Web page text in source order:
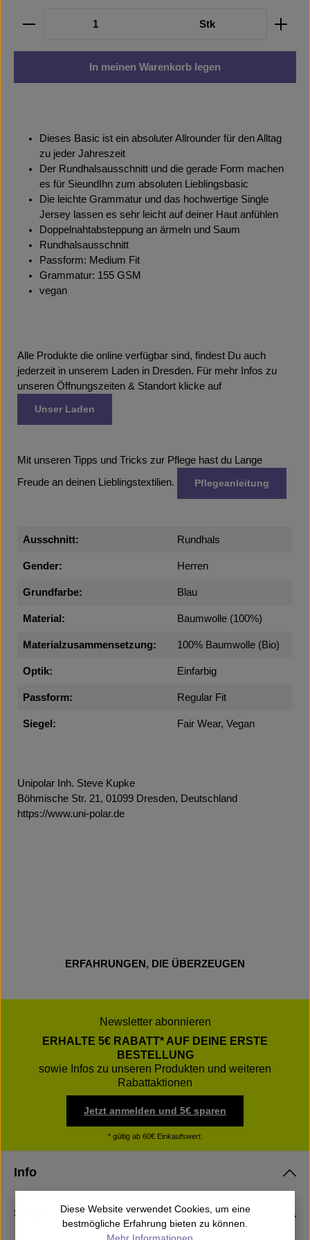
Produkt Anzahl: Gib den gewünschten Wert ein
Stk
In meinen Warenkorb legen
Dieses Basic ist ein absoluter Allrounder für den Alltag
zu jeder Jahreszeit
Der Rundhalsausschnitt und die gerade Form machen
es für SieundIhn zum absoluten Lieblingsbasic
Die leichte Grammatur und das hochwertige Single
Jersey lassen es sehr leicht auf deiner Haut anfühlen
Doppelnahtabsteppung an ärmeln und Saum
Rundhalsausschnitt
Passform: Medium Fit
Grammatur: 155 GSM
vegan
Alle Produkte die online verfügbar sind, findest Du auch
jederzeit in unserem Laden in Dresden. Für mehr Infos zu
unseren Öffnungszeiten & Standort klicke auf
Unser Laden
Mit unseren Tipps und Tricks zur Pflege hast du Lange
Freude an deinen Lieblingstextilien. Pflegeanleitung
Ausschnitt: Rundhals
Gender: Herren
Grundfarbe: Blau
Material: Baumwolle (100%)
Materialzusammensetzung: 100% Baumwolle (Bio)
Optik: Einfarbig
Passform: Regular Fit
Siegel: Fair Wear, Vegan
Unipolar Inh. Steve Kupke
Böhmische Str. 21, 01099 Dresden, Deutschland
https://www.uni-polar.de
ERFAHRUNGEN, DIE ÜBERZEUGEN
Newsletter abonnieren
ERHALTE 5€ RABATT* AUF DEINE ERSTE
BESTELLUNG
sowie Infos zu unseren Produkten und weiteren
Rabattaktionen
Jetzt anmelden und 5€ sparen
* gültig ab 60€ Einkaufswert.
Info
Shop
Diese Website verwendet Cookies, um eine
bestmögliche Erfahrung bieten zu können.